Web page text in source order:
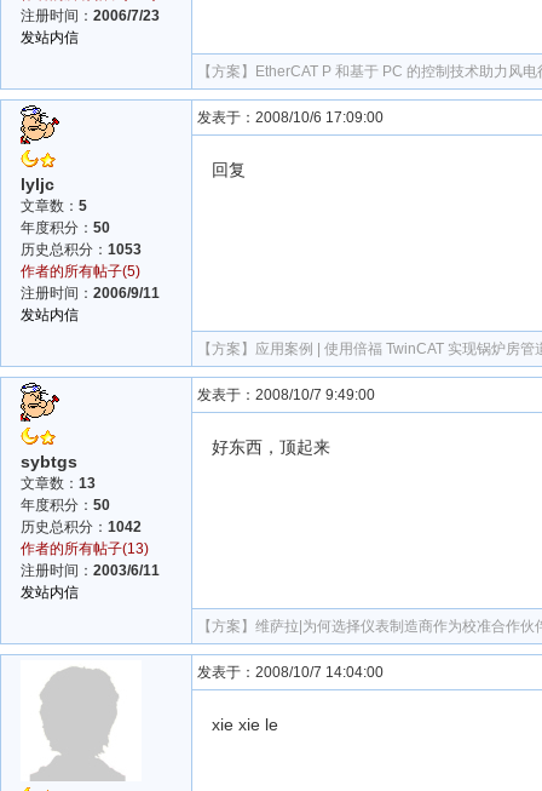
注册时间： 2006/7/23
发站内信
【方案】
EtherCAT P 和基于 PC 的控制技术助力风电
lyljc
文章数： 5
年度积分： 50
历史总积分： 1053
作者的所有帖子(5)
注册时间： 2006/9/11
发站内信
发表于：2008/10/6 17:09:00
回复
【方案】 应用案例 | 使用倍福 TwinCAT 实现锅炉房
sybtgs
文章数： 13
年度积分： 50
历史总积分： 1042
作者的所有帖子(13)
注册时间： 2003/6/11
发站内信
发表于：2008/10/7 9:49:00
好东西，顶起来
【方案】 维萨拉|为何选择仪表制造商作为校准合作伙
发表于：2008/10/7 14:04:00
xie xie le